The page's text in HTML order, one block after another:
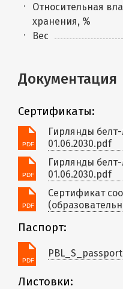
Относительная
хранения, %
Вес
Документация
Сертификаты:
Гирлянды белт-
01.06.2030.pdf
Гирлянды белт-
01.06.2030.pdf
Сертификат
Паспорт:
Листовки: